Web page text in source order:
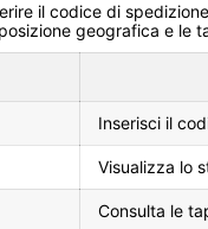
il codice di
geografica e le
Inserisci il
Visualizza lo
Consulta le